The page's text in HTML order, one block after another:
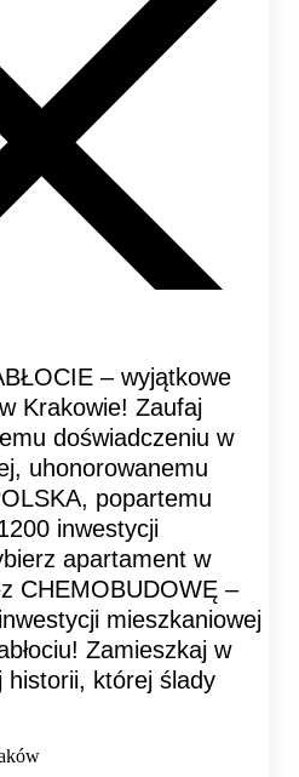
– wyjątkowe
Krakowie! Zaufaj
doświadczeniu w
uhonorowanemu
popartemu
inwestycji
apartament w
CHEMOBUDOWĘ –
mieszkaniowej
Zamieszkaj w
historii, której ślady